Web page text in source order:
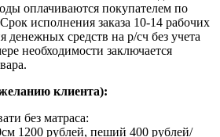
оплачиваются покупателем по
исполнения заказа 10-14 рабочих
денежных средств на р/сч без учета
необходимости заключается
клиента):
без матраса:
1200 рублей, пеший 400 рублей/